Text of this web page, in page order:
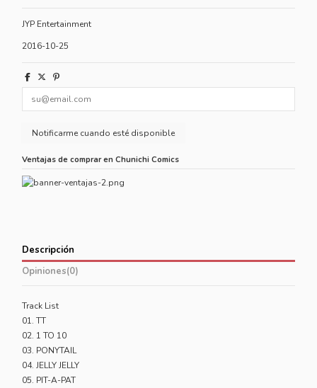
JYP Entertainment
2016-10-25
Ventajas de comprar en Chunichi Comics
Descripción
Opiniones(0)
Track List
01. TT
02. 1 TO 10
03. PONYTAIL
04. JELLY JELLY
05. PIT-A-PAT